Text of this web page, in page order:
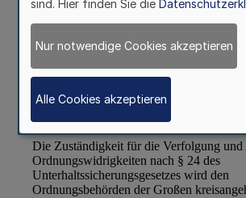
sind. Hier finden Sie die
Nur notwendige Cookies akzeptieren
Alle Cookies akzeptieren